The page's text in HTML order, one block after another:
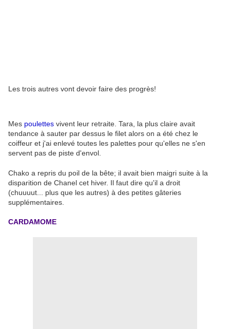
Les trois autres vont devoir faire des progrès!
Mes poulettes vivent leur retraite. Tara, la plus claire avait
tendance à sauter par dessus le filet alors on a été chez le
coiffeur et j'ai enlevé toutes les palettes pour qu'elles ne s'en
servent pas de piste d'envol.
Chako a repris du poil de la bête; il avait bien maigri suite à la
disparition de Chanel cet hiver. Il faut dire qu'il a droit
(chuuuut... plus que les autres) à des petites gâteries
supplémentaires.
CARDAMOME